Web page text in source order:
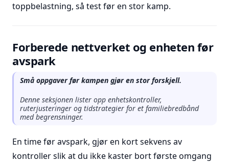
toppbelastning, så test før en stor kamp.
Forberede nettverket og enheten før
avspark
Små oppgaver før kampen gjør en stor forskjell.
Denne seksjonen lister opp enhetskontroller,
ruterjusteringer og tidstrategier for et familiebredbånd
med begrensninger.
En time før avspark, gjør en kort sekvens av
kontroller slik at du ikke kaster bort første omgang